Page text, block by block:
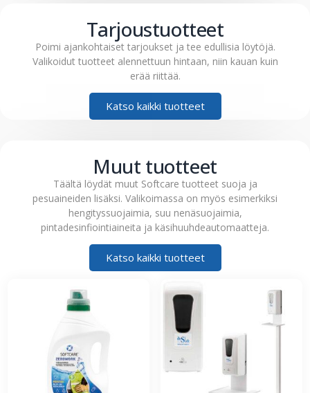
Tarjoustuotteet
Poimi ajankohtaiset tarjoukset ja tee edullisia löytöjä.
Valikoidut tuotteet alennettuun hintaan, niin kauan kuin
erää riittää.
Katso kaikki tuotteet
Muut tuotteet
Täältä löydät muut Softcare tuotteet suoja ja
pesuaineiden lisäksi. Valikoimassa on myös esimerkiksi
hengityssuojaimia, suu nenäsuojaimia,
pintadesinfiointiaineita ja käsihuuhdeautomaatteja.
Katso kaikki tuotteet